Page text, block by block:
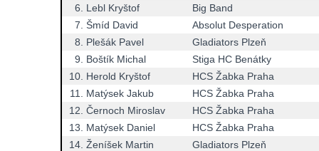
6.
Lebl Kryštof
Big Band
7. Šmíd David
Absolut Desperation
8.
Plešák Pavel
Gladiators Plzeň
9.
Boštík Michal
Stiga HC Benátky
10. Herold Kryštof
HCS Žabka Praha
11.
Matýsek Jakub
HCS Žabka Praha
12. Černoch Miroslav
HCS Žabka Praha
13.
Matýsek Daniel
HCS Žabka Praha
14. Ženíšek Martin
Gladiators Plzeň